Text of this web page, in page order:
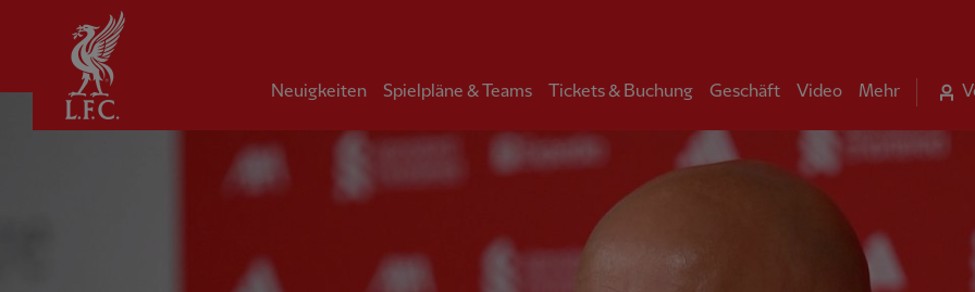
Neuigkeiten Spielpläne & Teams Tickets & Buchung Geschäft Video Mehr